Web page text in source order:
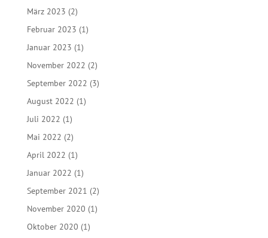
März 2023 (2)
Februar 2023 (1)
Januar 2023 (1)
November 2022 (2)
September 2022 (3)
August 2022 (1)
Juli 2022 (1)
Mai 2022 (2)
April 2022 (1)
Januar 2022 (1)
September 2021 (2)
November 2020 (1)
Oktober 2020 (1)